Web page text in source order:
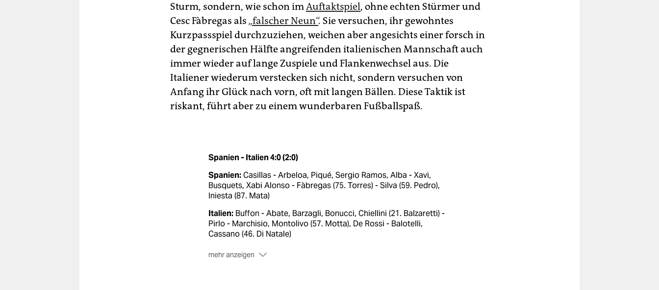
Sturm, sondern, wie schon imAuftaktspiel, ohne echten Stürmer und
Cesc Fàbregas als „falscher Neun“. Sie versuchen, ihr gewohntes
Kurzpassspiel durchzuziehen, weichen aber angesichts einer forsch in
der gegnerischen Hälfte angreifenden italienischen Mannschaft auch
immer wieder auf lange Zuspiele und Flankenwechsel aus. Die
Italiener wiederum verstecken sich nicht, sondern versuchen von
Anfang ihr Glück nach vorn, oft mit langen Bällen. Diese Taktik ist
riskant, führt aber zu einem wunderbaren Fußballspaß.
Spanien - Italien 4:0 (2:0)
Spanien:Casillas - Arbeloa, Piqué, Sergio Ramos, Alba - Xavi,
Busquets, Xabi Alonso - Fàbregas (75. Torres) - Silva (59. Pedro),
Iniesta (87. Mata)
Italien:Buffon - Abate, Barzagli, Bonucci, Chiellini (21. Balzaretti) -
Pirlo - Marchisio, Montolivo (57. Motta), De Rossi - Balotelli,
Cassano (46. Di Natale)
mehr anzeigen